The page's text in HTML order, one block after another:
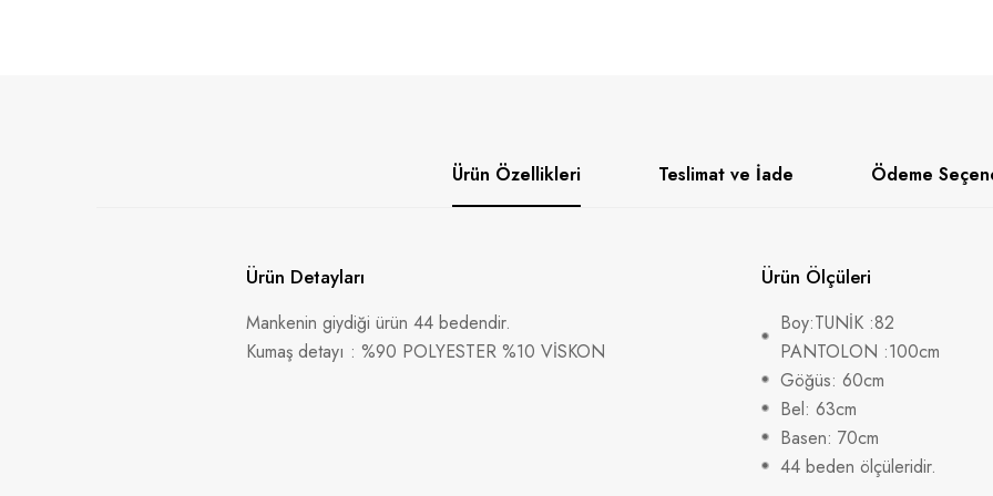
Ürün Özellikleri Teslimat ve İade Ödeme
Ürün Detayları
Mankenin giydiği ürün 44 bedendir.
Kumaş detayı : %90 POLYESTER %10 VİSKON
Ürün Ölçüleri
Boy:TUNİK :82
PANTOLON :100cm
Göğüs: 60cm
Bel: 63cm
Basen: 70cm
44 beden ölçüleridir.